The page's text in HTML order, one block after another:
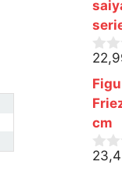
0
s
u
r
cm
0